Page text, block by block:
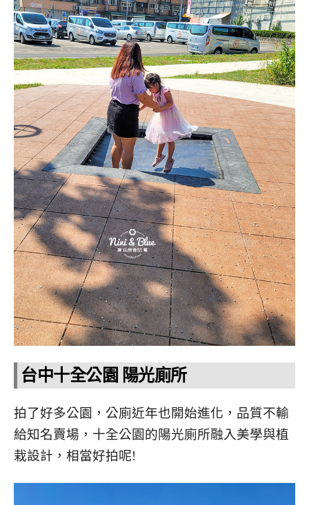
台中十全公園 陽光廁所
拍了好多公園，公廁近年也開始進化，品質不輸
給知名賣場，十全公園的陽光廁所融入美學與植
栽設計，相當好拍呢!